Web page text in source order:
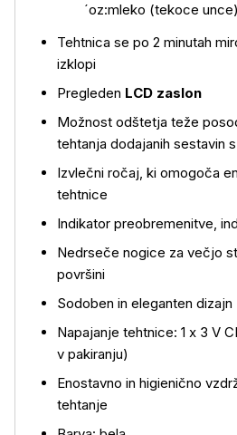
´oz:mleko (tekoce unce)
Tehtnica se po 2 minutah
izklopi
Pregleden LCD zaslon
Možnost odštetja teže
tehtanja dodajanih sestavin
Izvlečni ročaj, ki omogoča
tehtnice
Indikator preobremenitve,
Nedrseče nogice za večjo
površini
Sodoben in eleganten dizajn
Napajanje tehtnice: 1 x 3 V
v pakiranju)
Enostavno in higienično
tehtanje